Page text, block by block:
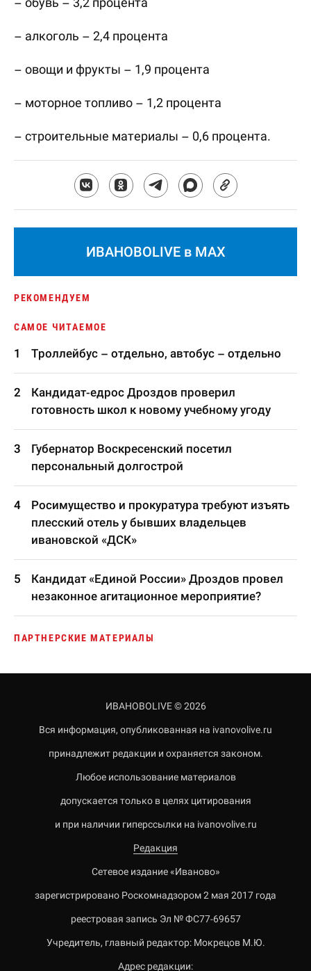
– алкоголь – 2,4 процента
– овощи и фрукты – 1,9 процента
– моторное топливо – 1,2 процента
– строительные материалы – 0,6 процента.
ИВАНОВОLIVE в MAX
РЕКОМЕНДУЕМ
САМОЕ ЧИТАЕМОЕ
Троллейбус – отдельно, автобус – отдельно
Кандидат-едрос Дроздов проверил
готовность школ к новому учебному угоду
Губернатор Воскресенский посетил
персональный долгострой
Росимущество и прокуратура требуют изъять
плесский отель у бывших владельцев
ивановской «ДСК»
Кандидат «Единой России» Дроздов провел
незаконное агитационное мероприятие?
ПАРТНЕРСКИЕ МАТЕРИАЛЫ
ИВАНОВОLIVE © 2026
Вся информация, опубликованная на ivanovolive.ru
принадлежит редакции и охраняется законом.
Любое использование материалов
допускается только в целях цитирования
и при наличии гиперссылки на ivanovolive.ru
Редакция
Сетевое издание «Иваново»
зарегистрировано Роскомнадзором 2 мая 2017 года
реестровая запись Эл № ФС77-69657
Учредитель, главный редактор: Мокрецов М.Ю.
Адрес редакции: